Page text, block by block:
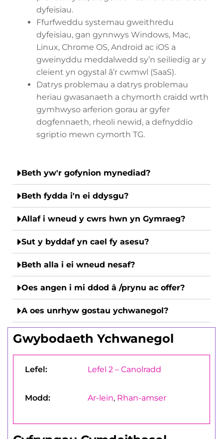
dyfeisiau.
Ffurfweddu systemau gweithredu
dyfeisiau, gan gynnwys Windows, Mac,
Linux, Chrome OS, Android ac iOS a
gweinyddu meddalwedd sy’n seiliedig ar y
cleient yn ogystal â’r cwmwl (SaaS).
Datrys problemau a datrys problemau
heriau gwasanaeth a chymorth craidd wrth
gymhwyso arferion gorau ar gyfer
dogfennaeth, rheoli newid, a defnyddio
sgriptio mewn cymorth TG.
Beth yw'r gofynion mynediad?
Beth fydda i'n ei ddysgu?
Allaf i wneud y cwrs hwn yn Gymraeg?
Sut y byddaf yn cael fy asesu?
Beth alla i ei wneud nesaf?
Oes angen i mi ddod â /prynu ac offer?
A oes unrhyw gostau ychwanegol?
Gwybodaeth Ychwanegol
Lefel: Lefel 2 – Canolradd
Modd: Ar-lein, Rhan-amser